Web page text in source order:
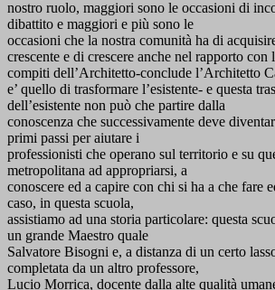
nostro ruolo, maggiori sono le occasioni di
dibattito e maggiori e più sono le
occasioni che la nostra comunità ha di
crescente e di crescere anche nel rapporto con
compiti dell’Architetto-conclude l’Architetto
e’ quello di trasformare l’esistente- e questa
dell’esistente non può che partire dalla
conoscenza che successivamente deve
primi passi per aiutare i
professionisti che operano sul territorio e su
metropolitana ad appropriarsi, a
conoscere ed a capire con chi si ha a che fare
caso, in questa scuola,
assistiamo ad una storia particolare: questa
un grande Maestro quale
Salvatore Bisogni e, a distanza di un certo
completata da un altro professore,
Lucio Morrica, docente dalla alte qualità